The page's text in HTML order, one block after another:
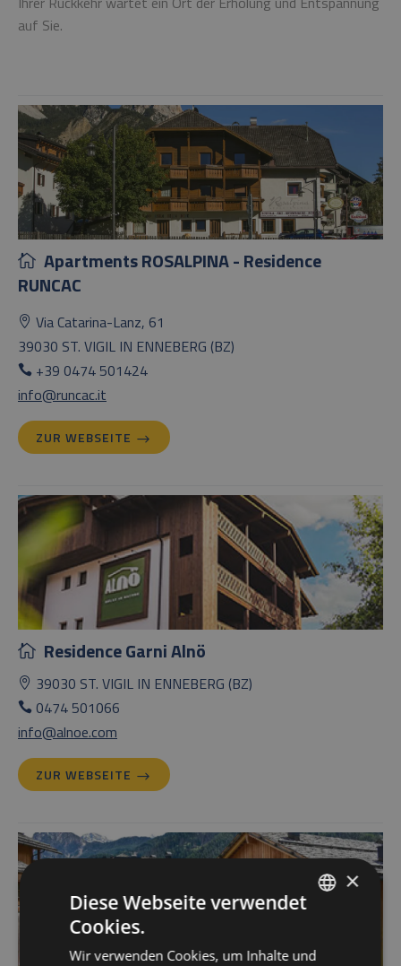
auf Sie.
Apartments ROSALPINA - Residence
RUNCAC
Via Catarina-Lanz, 61
39030 ST. VIGIL IN ENNEBERG (BZ)
+39 0474 501424
info@runcac.it
ZUR WEBSEITE
Residence Garni Alnö
39030 ST. VIGIL IN ENNEBERG (BZ)
0474 501066
info@alnoe.com
ZUR WEBSEITE
GERMAN
×
Diese Webseite verwendet
Cookies.
Wir verwenden Cookies, um Inhalte und